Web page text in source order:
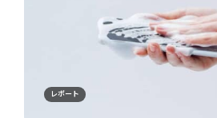
レポート